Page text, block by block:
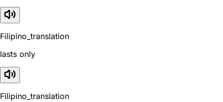
Filipino_translation
lasts only
Filipino_translation